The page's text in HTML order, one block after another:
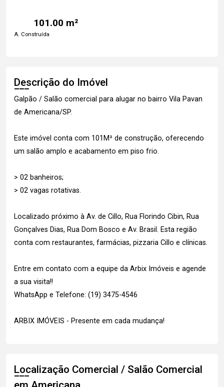
101.00 m²
A. Construída
Descrição do Imóvel
Galpão / Salão comercial para alugar no bairro Vila Pavan
de Americana/SP.
Este imóvel conta com 101M² de construção, oferecendo
um salão amplo e acabamento em piso frio.
> 02 banheiros;
> 02 vagas rotativas.
Localizado próximo à Av. de Cillo, Rua Florindo Cibin, Rua
Gonçalves Dias, Rua Dom Bosco e Av. Brasil. Esta região
conta com restaurantes, farmácias, pizzaria Cillo e clínicas.
Entre em contato com a equipe da Arbix Imóveis e agende
a sua visita!!
WhatsApp e Telefone: (19) 3475-4546
ARBIX IMÓVEIS - Presente em cada mudança!
Localização Comercial / Salão Comercial